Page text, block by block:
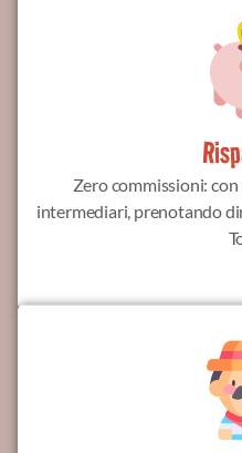
Zero commissioni:
intermediari, prenotando